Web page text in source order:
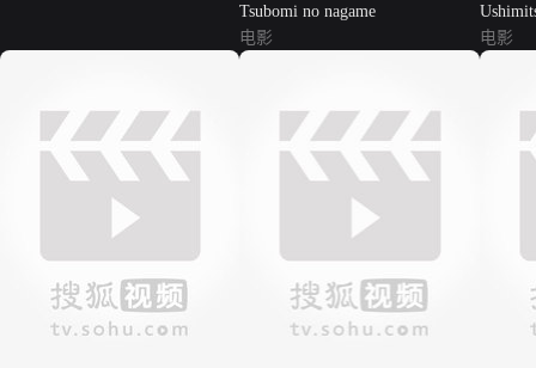
Tsubomi no nagame
电影
电影